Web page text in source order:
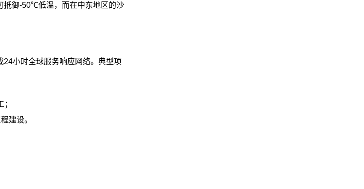
抵御-50℃低温，而在中东地区的沙
小时全球服务响应网络。典型项
建设。